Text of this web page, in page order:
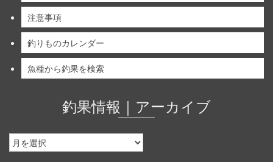
注意事項
釣りものカレンダー
魚種から釣果を検索
釣果情報｜アーカイブ
釣
果